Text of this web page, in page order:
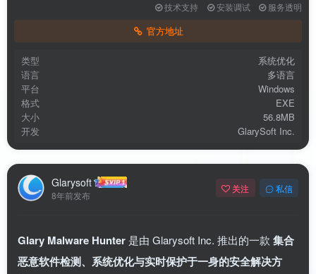
技术支持 安装调试 服务透明
官方地址
类型
系统优化
语言
多语言
平台
Windows
格式
EXE
大小
56.8MB
开发
GlarySoft Inc.
Glarysoft
8年前发布
关注 私信
Glary Malware Hunter 是由 Glarysoft Inc. 推出的一款 集合
恶意软件检测、系统优化与实时保护于一身的安全解决方
扫码登录即表示同意用户协议、隐私声明